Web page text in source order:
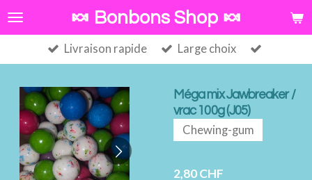
Passer
au
contenu
principal
🍬 Bonbons Shop 🍬
Livraison rapide Large choix
Méga mix Jawbreaker /
vrac 100g (J05)
Chewing-gum
2,80 CHF